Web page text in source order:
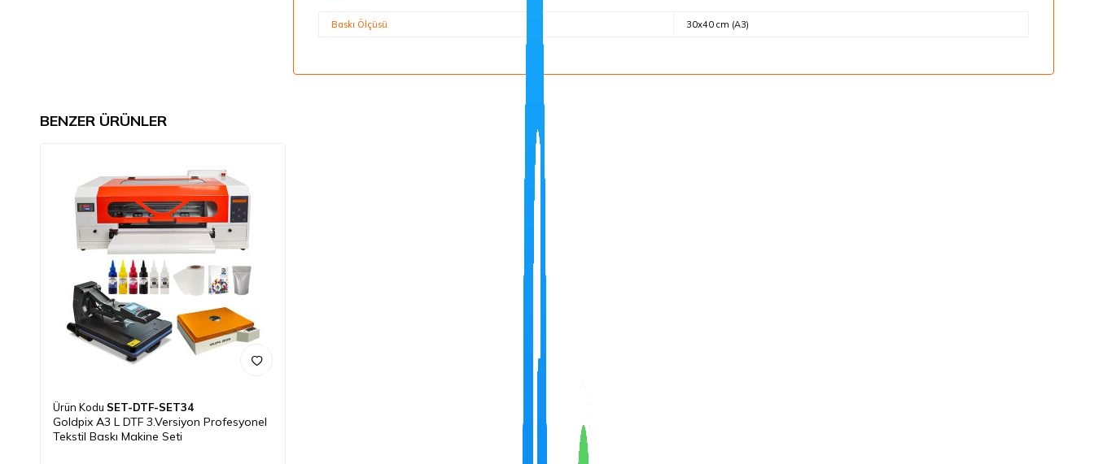
Baskı Ölçüsü 30x40 cm (A3)
BENZER ÜRÜNLER
Ürün Kodu SET-DTF-SET34
Goldpix A3 L DTF 3.Versiyon Profesyonel
Tekstil Baskı Makine Seti